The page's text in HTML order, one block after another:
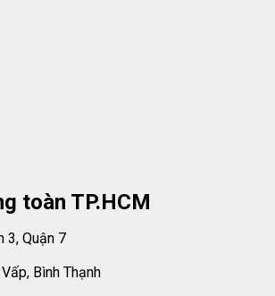
toàn TP.HCM
3, Quận 7
Bình Thạnh